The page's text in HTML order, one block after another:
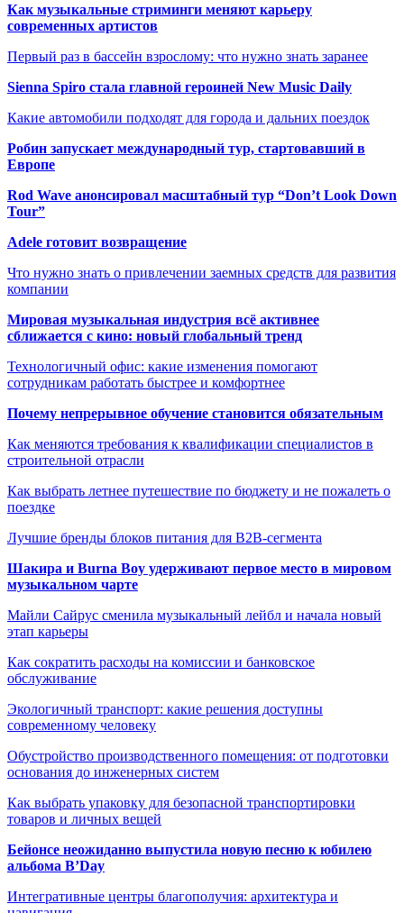
Как музыкальные стриминги меняют карьеру
современных артистов
Первый раз в бассейн взрослому: что нужно знать заранее
Sienna Spiro стала главной героиней New Music Daily
Какие автомобили подходят для города и дальних поездок
Робин запускает международный тур, стартовавший в
Европе
Rod Wave анонсировал масштабный тур “Don’t Look Down
Tour”
Adele готовит возвращение
Что нужно знать о привлечении заемных средств для развития
компании
Мировая музыкальная индустрия всё активнее
сближается с кино: новый глобальный тренд
Технологичный офис: какие изменения помогают
сотрудникам работать быстрее и комфортнее
Почему непрерывное обучение становится обязательным
Как меняются требования к квалификации специалистов в
строительной отрасли
Как выбрать летнее путешествие по бюджету и не пожалеть о
поездке
Лучшие бренды блоков питания для B2B-сегмента
Шакира и Burna Boy удерживают первое место в мировом
музыкальном чарте
Майли Сайрус сменила музыкальный лейбл и начала новый
этап карьеры
Как сократить расходы на комиссии и банковское
обслуживание
Экологичный транспорт: какие решения доступны
современному человеку
Обустройство производственного помещения: от подготовки
основания до инженерных систем
Как выбрать упаковку для безопасной транспортировки
товаров и личных вещей
Бейонсе неожиданно выпустила новую песню к юбилею
альбома B’Day
Интегративные центры благополучия: архитектура и